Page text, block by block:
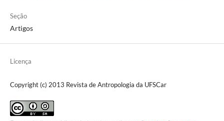
Seção
Artigos
Licença
Copyright (c) 2013 Revista de Antropologia da UFSCar